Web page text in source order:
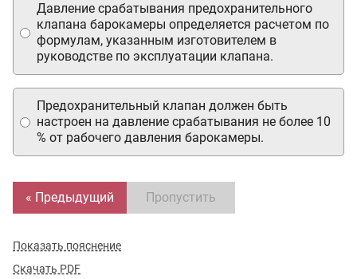
Предохранительный клапан должен быть
настроен на давление срабатывания не более 10
% от рабочего давления барокамеры.
Давление срабатывания предохранительного
клапана барокамеры определяется расчетом по
формулам, указанным изготовителем в
руководстве по эксплуатации клапана.
« Предыдущий Пропустить
Показать пояснение
Скачать PDF